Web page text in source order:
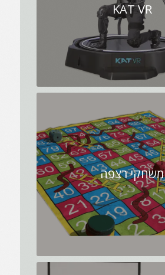
KAT VR
משחקי רצפה